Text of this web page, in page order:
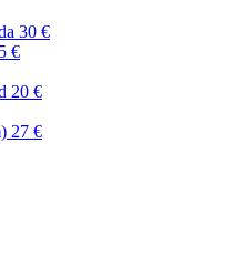
30 €
€
20 €
27 €